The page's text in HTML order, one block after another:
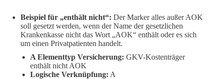
Beispiel für „enthält nicht“: Der Marker alles außer AOK
soll gesetzt werden, wenn der Name der gesetzlichen
Krankenkasse nicht das Wort „AOK“ enthält oder es sich
um einen Privatpatienten handelt.
A Elementtyp Versicherung: GKV-Kostenträger
enthält nicht AOK
Logische Verknüpfung: A